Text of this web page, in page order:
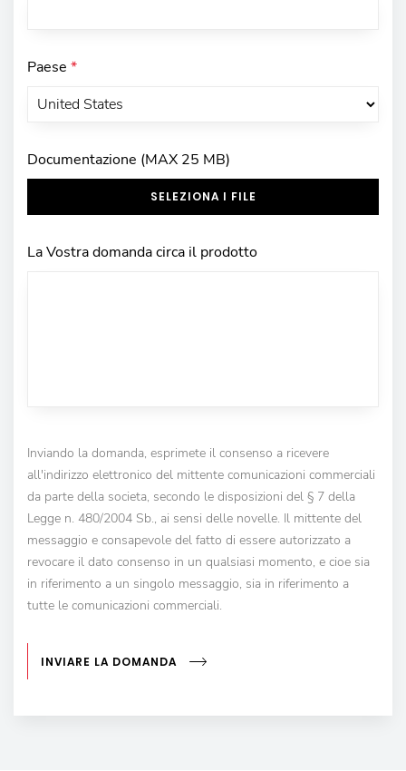
Paese *
Documentazione (MAX 25 MB)
SELEZIONA I FILE
La Vostra domanda circa il prodotto
Inviando la domanda, esprimete il consenso a ricevere
all'indirizzo elettronico del mittente comunicazioni commerciali
da parte della societa, secondo le disposizioni del § 7 della
Legge n. 480/2004 Sb., ai sensi delle novelle. Il mittente del
messaggio e consapevole del fatto di essere autorizzato a
revocare il dato consenso in un qualsiasi momento, e cioe sia
in riferimento a un singolo messaggio, sia in riferimento a
tutte le comunicazioni commerciali.
INVIARE LA DOMANDA